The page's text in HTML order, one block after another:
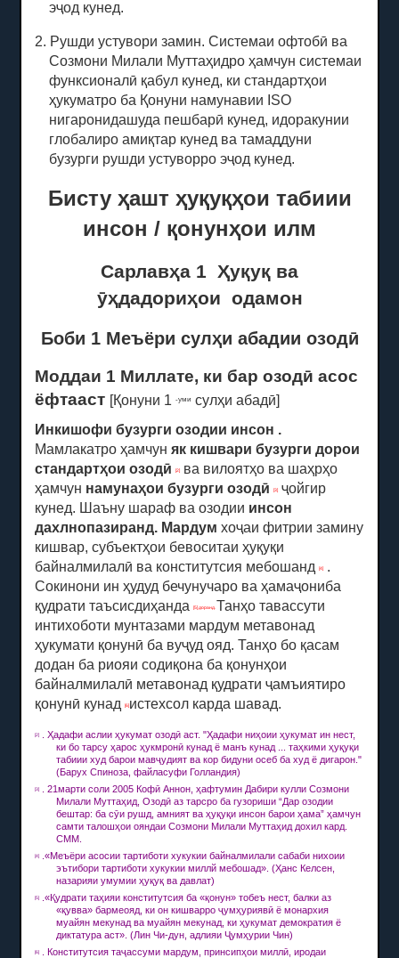
эҷод кунед.
2. Рушди устувори замин.Системаи офтобӣ ва
Созмони Милали Муттаҳидро ҳамчун системаи
функсионалӣ қабул кунед, ки стандартҳои
ҳукуматро ба Қонуни намунавии ISO
нигаронидашуда пешбарӣ кунед, идоракунии
глобалиро амиқтар кунед ва тамаддуни
бузурги рушди устуворро эҷод кунед.
Бисту ҳашт ҳуқуқҳои табиии
инсон / қонунҳои илм
Сарлавҳа 1 Ҳуқуқ ва
ӯҳдадориҳои одамон
Боби 1 Меъёри сулҳи абадии озодӣ
Моддаи 1 Миллате, ки бар озодӣ асос
ёфтааст [Қонуни 1-уми
сулҳи абадӣ]
Инкишофи бузурги озодии инсон .
Мамлакатро ҳамчуняк кишвари бузурги дорои
стандартҳои озодӣ[2]
ва вилоятҳо ва шаҳрҳо
ҳамчун намунаҳои бузурги озодӣ[3]
ҷойгир
кунед. Шаъну шараф ва озодии инсон
дахлнопазиранд. Мардум хоҷаи фитрии замину
кишвар, субъектҳои бевоситаи ҳуқуқи
байналмилалӣ ва конститутсия мебошанд[4]
.
Сокинони ин ҳудуд бечунучаро ва ҳамаҷониба
қудрати таъсисдиҳанда[5] доранд. Танҳо тавассути
интихоботи мунтазами мардум метавонад
ҳукумати қонунӣ ба вуҷуд ояд.Танҳо бо қасам
додан ба риояи содиқона ба қонунҳои
байналмилалӣ метавонад қудрати ҷамъиятиро
қонунӣ кунад[6] истехсол карда шавад.
[2] .Ҳадафи аслии ҳукумат озодӣ аст."Ҳадафи ниҳоии ҳукумат ин нест,
ки бо тарсу ҳарос ҳукмронӣ кунад ё манъ кунад ... таҳкими ҳуқуқи
табиии худ барои мавҷудият ва кор бидуни осеб ба худ ё дигарон."
(Барух Спиноза, файласуфи Голландия)
[3] .21марти соли 2005 Кофӣ Аннон, ҳафтумин Дабири кулли Созмони
Милали Муттаҳид, Озодӣ аз тарсро ба гузориши “Дар озодии
бештар: ба сӯи рушд, амният ва ҳуқуқи инсон барои ҳама” ҳамчун
самти талошҳои ояндаи Созмони Милали Муттаҳид дохил кард.
СММ.
[4]
.«Меъёри асосии тартиботи хукукии байналмилали сабаби нихоии
эътибори тартиботи хукукии миллй мебошад».(Ҳанс Келсен,
назарияи умумии ҳуқуқ ва давлат)
[5]
.«Қудрати таҳияи конститутсия ба «қонун» тобеъ нест, балки аз
«қувва» бармеояд, ки он кишварро ҷумҳуриявӣ ё монархия
муайян мекунад ва муайян мекунад, ки ҳукумат демократия ё
диктатура аст».(Лин Чи-дун, адлияи Ҷумҳурии Чин)
[6] .Конститутсия таҷассуми мардум, принсипҳои миллӣ, иродаи